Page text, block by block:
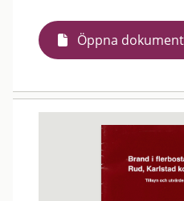
Öppna dokument